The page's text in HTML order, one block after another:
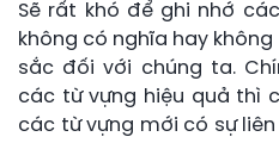
Sẽ rất khó để ghi nhớ
không có nghĩa hay
sắc đối với chúng ta.
các từ vựng hiệu quả thì
các từ vựng mới có sự